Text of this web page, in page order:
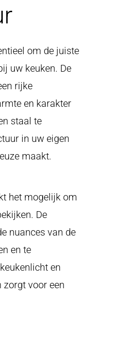
om de juiste
uw keuken. De
rijke
en karakter
staal te
in uw eigen
maakt.
het mogelijk om
De
nuances van de
en te
en
voor een